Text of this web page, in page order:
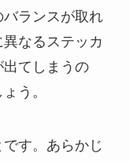
ランスが取れ
なるステッカ
てしまうの
う。
す。あらかじ